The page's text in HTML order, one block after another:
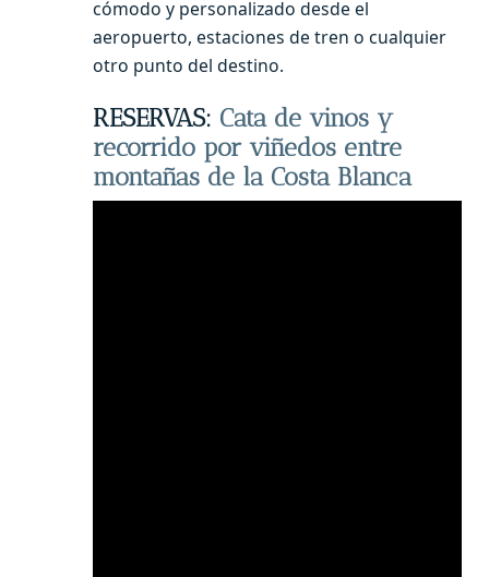
cómodo y personalizado desde el
aeropuerto, estaciones de tren o cualquier
otro punto del destino.
RESERVAS: Cata de vinos y
recorrido por viñedos entre
montañas de la Costa Blanca